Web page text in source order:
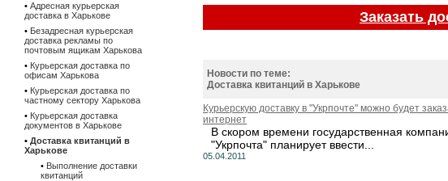
• Адресная курьерская
доставка в Харькове
• Безадресная курьерская
доставка рекламы по
почтовым ящикам Харькова
• Курьерская доставка по
офисам Харькова
• Курьерская доставка по
частному сектору Харькова
• Курьерская доставка
документов в Харькове
• Доставка квитанций в
Харькове
• Выполнение доставки
квитанций
Заказать
Новости по теме:
Доставка квитанций в Харькове
Курьерскую доставку в "Укрпочте" можно будет
интернет
В скором времени государственная
"Укрпочта" планирует ввести...
05.04.2011